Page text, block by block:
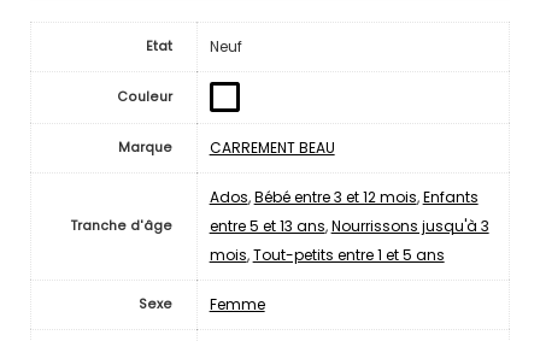
Etat Neuf
Couleur
Marque CARREMENT BEAU
Tranche d'âge
Ados,Bébé entre 3 et 12 mois,Enfants
entre 5 et 13 ans,Nourrissons jusqu'à 3
mois,Tout-petits entre 1 et 5 ans
Sexe Femme